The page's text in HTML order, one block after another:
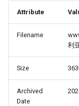
Attribute
Filename
利
Size
Archived
Date